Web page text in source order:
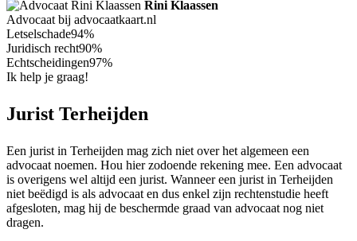
Rini Klaassen
Advocaat bij advocaatkaart.nl
Letselschade94%
Juridisch recht90%
Echtscheidingen97%
Ik help je graag!
Jurist Terheijden
Een jurist in Terheijden mag zich niet over het algemeen een
advocaat noemen. Hou hier zodoende rekening mee. Een advocaat
is overigens wel altijd een jurist. Wanneer een jurist in Terheijden
niet beëdigd is als advocaat en dus enkel zijn rechtenstudie heeft
afgesloten, mag hij de beschermde graad van advocaat nog niet
dragen.